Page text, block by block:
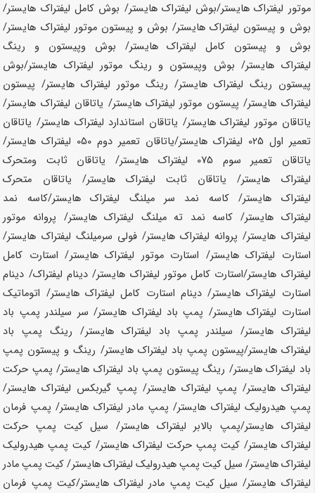
موتور لیفتراکهایستر/بوش لیفتراک هایستر/ بوش کامل لیفتراک هایستر/
بوش و پیستون لیفتراکهایستر/ بوش و پیستون موتور لیفتراک هایستر/
بوش و پیستون کامل لیفتراکهایستر/ بوش وپیستون و رینگ
لیفتراک هایستر/ بوش وپیستون و رینگ موتور لیفتراک هایستر/بوش
پیستون رینگ لیفتراک هایستر/ رینگ موتور لیفتراکهایستر/ پیستون
لیفتراک هایستر/ پیستون موتور لیفتراکهایستر/ یاتاقان لیفتراک هایستر/
یاتاقان موتور لیفتراکهایستر/ یاتاقان استاندارد لیفتراک هایستر/ یاتاقان
تعمیر اول 025 لیفتراک
هایستر/یاتاقان تعمیر دوم 050 لیفتراک هایستر/
یاتاقان تعمیر سوم 075 لیفتراک
هایستر/ یاتاقان ثابت ومتحرک
لیفتراک هایستر/ یاتاقان ثابت لیفتراک هایستر/ یاتاقان متحرک
لیفتراک هایستر/ کاسه نمد سر میلنگ لیفتراکهایستر/کاسه نمد
لیفتراک هایستر/ کاسه نمد ته میلنگ لیفتراکهایستر/ پروانه موتور
لیفتراک هایستر/ پروانه لیفتراکهایستر/ فولی سرمیلنگ لیفتراک هایستر/
استارت لیفتراکهایستر/ استارت موتور لیفتراکهایستر/ استارت کامل
لیفتراک هایستر/استارت کامل موتور لیفتراک هایستر/ دینام لیفتراک/ دینام
استارت لیفتراکهایستر/ دینام استارت کامل لیفتراک هایستر/ اتوماتیک
استارت لیفتراکهایستر/ پمپ باد لیفتراک هایستر/ سر سیلندر پمپ باد
لیفتراک هایستر/ سیلندر پمپ باد لیفتراک هایستر/ رینگ پمپ باد
لیفتراک هایستر/پیستون پمپ باد لیفتراک هایستر/ رینگ و پیستون پمپ
باد لیفتراکهایستر/ رینگ پیستون پمپ باد لیفتراک هایستر/ پمپ حرکت
لیفتراک هایستر/ پمپ لیفتراک هایستر/ پمپ گیربکس لیفتراکهایستر/
پمپ هیدرولیک لیفتراک هایستر/ پمپ مادر لیفتراک هایستر/ پمپ فرمان
لیفتراک هایستر/پمپ بالابر لیفتراک هایستر/ سیل کیت پمپ حرکت
لیفتراک هایستر/ کیت پمپ حرکت لیفتراکهایستر/ کیت پمپ هیدرولیک
لیفتراکهایستر/ سیل کیت پمپ هیدرولیک لیفتراکهایستر/ کیت پمپ مادر
لیفتراک هایستر/ سیل کیت پمپ مادر لیفتراکهایستر/کیت پمپ فرمان